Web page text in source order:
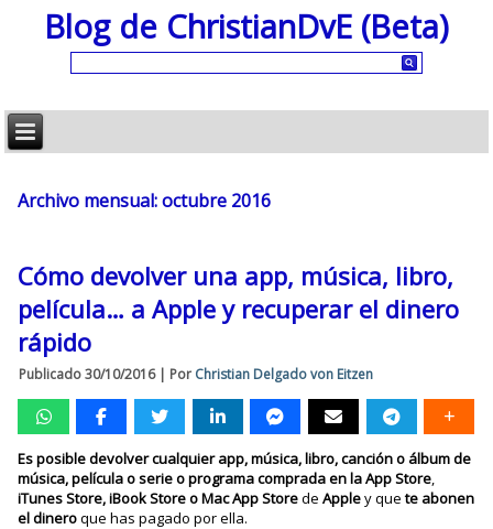
Blog de ChristianDvE (Beta)
Archivo mensual:octubre 2016
Cómo devolver una app, música, libro,
película… a Apple y recuperar el dinero
rápido
Publicado 30/10/2016| Por Christian Delgado von Eitzen
Es posible devolver cualquier app, música, libro, canción o álbum de
música, película o serie o programa comprada en la App Store,
iTunes Store,iBook Storeo Mac App StoredeAppley quete abonen
el dineroque has pagado por ella.